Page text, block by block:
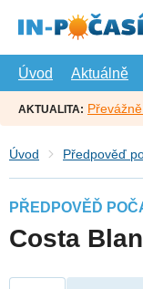
hlavní
Úvod
Aktuálně
AKTUALITA:
Úvod Předpověď
PŘEDPOVĚĎ
Costa